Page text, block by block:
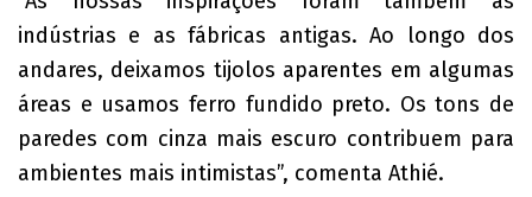
indústrias e as fábricas antigas. Ao longo dos
andares, deixamos tijolos aparentes em algumas
áreas e usamos ferro fundido preto. Os tons de
paredes com cinza mais escuro contribuem para
ambientes mais intimistas”, comenta Athié.